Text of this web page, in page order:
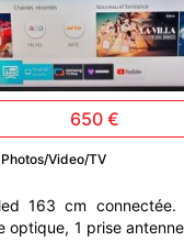
650 €
Photos/Video/TV
163 cm
optique, 1 prise